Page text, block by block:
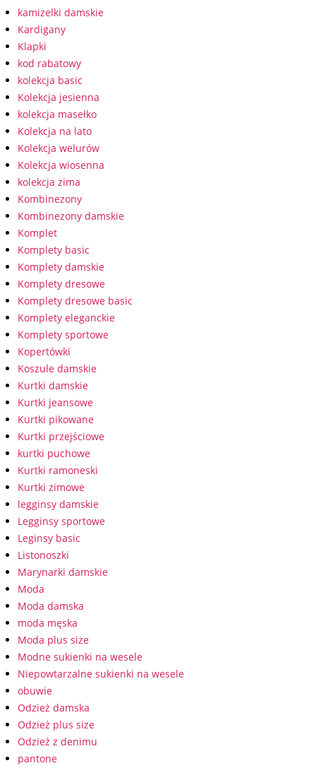
kamizelki damskie
Kardigany
Klapki
kod rabatowy
kolekcja basic
Kolekcja jesienna
kolekcja masełko
Kolekcja na lato
Kolekcja welurów
Kolekcja wiosenna
kolekcja zima
Kombinezony
Kombinezony damskie
Komplet
Komplety basic
Komplety damskie
Komplety dresowe
Komplety dresowe basic
Komplety eleganckie
Komplety sportowe
Kopertówki
Koszule damskie
Kurtki damskie
Kurtki jeansowe
Kurtki pikowane
Kurtki przejściowe
kurtki puchowe
Kurtki ramoneski
Kurtki zimowe
legginsy damskie
Legginsy sportowe
Leginsy basic
Listonoszki
Marynarki damskie
Moda
Moda damska
moda męska
Moda plus size
Modne sukienki na wesele
Niepowtarzalne sukienki na wesele
obuwie
Odzież damska
Odzież plus size
Odzież z denimu
pantone